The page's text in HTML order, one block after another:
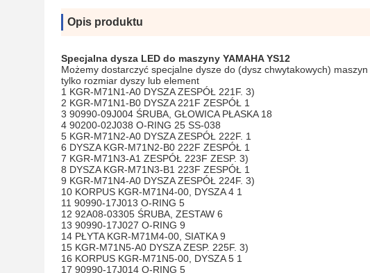
Opis produktu
Specjalna dysza LED do maszyny YAMAHA YS12
Możemy dostarczyć specjalne dysze do (dysz chwytakowych)
tylko rozmiar dyszy lub element
1 KGR-M71N1-A0 DYSZA ZESPÓŁ 221F. 3)
2 KGR-M71N1-B0 DYSZA 221F ZESPÓŁ 1
3 90990-09J004 ŚRUBA, GŁOWICA PŁASKA 18
4 90200-02J038 O-RING 25 SS-038
5 KGR-M71N2-A0 DYSZA ZESPÓŁ 222F. 1
6 DYSZA KGR-M71N2-B0 222F ZESPÓŁ 1
7 KGR-M71N3-A1 ZESPÓŁ 223F ZESP. 3)
8 DYSZA KGR-M71N3-B1 223F ZESPÓŁ 1
9 KGR-M71N4-A0 DYSZA ZESPÓŁ 224F. 3)
10 KORPUS KGR-M71N4-00, DYSZA 4 1
11 90990-17J013 O-RING 5
12 92A08-03305 ŚRUBA, ZESTAW 6
13 90990-17J027 O-RING 9
14 PŁYTA KGR-M71M4-00, SIATKA 9
15 KGR-M71N5-A0 DYSZA ZESP. 225F. 3)
16 KORPUS KGR-M71N5-00, DYSZA 5 1
17 90990-17J014 O-RING 5